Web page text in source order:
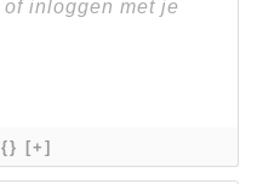
{} [+]